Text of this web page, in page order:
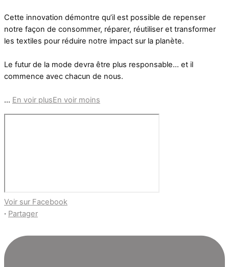
Cette innovation démontre qu’il est possible de repenser
notre façon de consommer, réparer, réutiliser et transformer
les textiles pour réduire notre impact sur la planète.
Le futur de la mode devra être plus responsable… et il
commence avec chacun de nous.
... En voir plusEn voir moins
Voir sur Facebook
· Partager